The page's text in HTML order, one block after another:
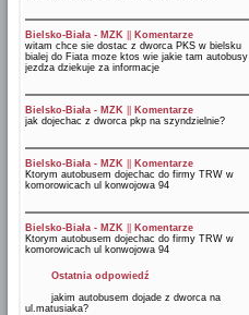
Bielsko-Biała - MZK
Komentarze
witam chce sie dostac z dworca PKS w bielsku
bialej do Fiata moze ktos wie jakie tam autobusy
jezdza dziekuje za informacje
Bielsko-Biała - MZK
Komentarze
jak dojechac z dworca pkp na szyndzielnie?
Bielsko-Biała - MZK
Komentarze
Ktorym autobusem dojechac do firmy TRW w
komorowicach ul konwojowa 94
Bielsko-Biała - MZK
Komentarze
Ktorym autobusem dojechac do firmy TRW w
komorowicach ul konwojowa 94
Ostatnia odpowiedź
jakim autobusem dojade z dworca na
ul.matusiaka?